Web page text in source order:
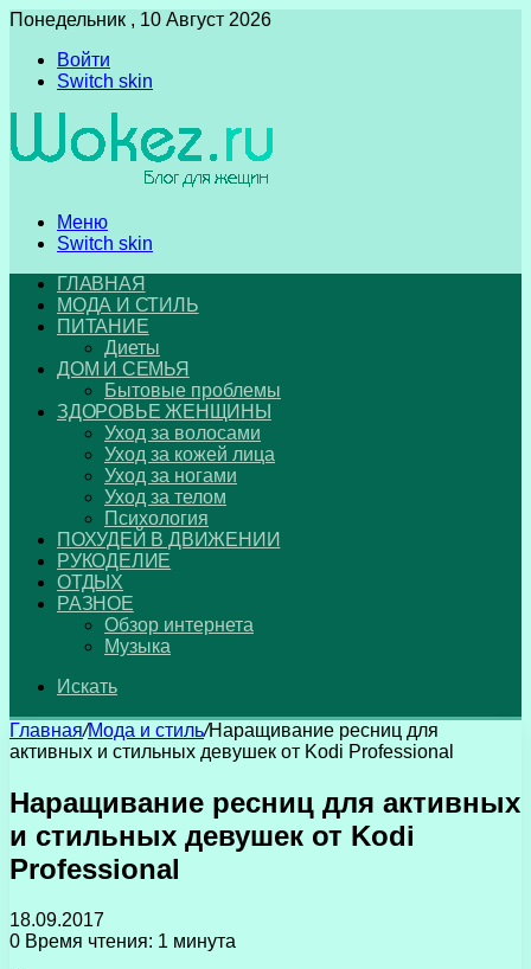
Понедельник , 10 Август 2026
Войти
Switch skin
Меню
Switch skin
ГЛАВНАЯ
МОДА И СТИЛЬ
ПИТАНИЕ
Диеты
ДОМ И СЕМЬЯ
Бытовые проблемы
ЗДОРОВЬЕ ЖЕНЩИНЫ
Уход за волосами
Уход за кожей лица
Уход за ногами
Уход за телом
Психология
ПОХУДЕЙ В ДВИЖЕНИИ
РУКОДЕЛИЕ
ОТДЫХ
РАЗНОЕ
Обзор интернета
Музыка
Искать
Главная/Мода и стиль/Наращивание ресниц для
активных и стильных девушек от Kodi Professional
Наращивание ресниц для активных
и стильных девушек от Kodi
Professional
18.09.2017
0 Время чтения: 1 минута